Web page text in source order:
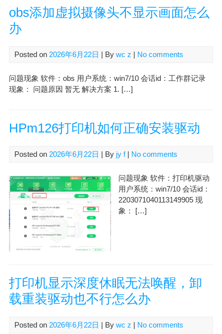
obs添加虚拟摄像头不显示画面怎么
办
Posted on 2026年6月22日 | By wc z No comments
问题现象 软件：obs 用户系统：win7/10 会话id：工作群记录
现象： 问题原因 暂无 解决方案 1. […]
HPm126打印机如何正确安装驱动
Posted on 2026年6月22日 | By jy f| No comments
问题现象 软件：打印机驱动
用户系统：win7/10 会话id：
2203071040113149905 现
象： […]
打印机显示深度休眠无法唤醒，卸
载重装驱动也不行怎么办
Posted on 2026年6月22日 | By wc z | No comments